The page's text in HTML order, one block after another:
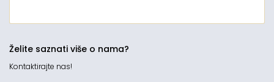
Želite saznati više o nama?
Kontaktirajte nas!